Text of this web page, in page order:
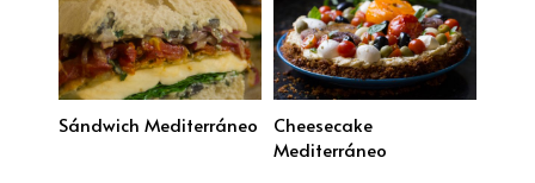
Sándwich Mediterráneo
Cheesecake
Mediterráneo